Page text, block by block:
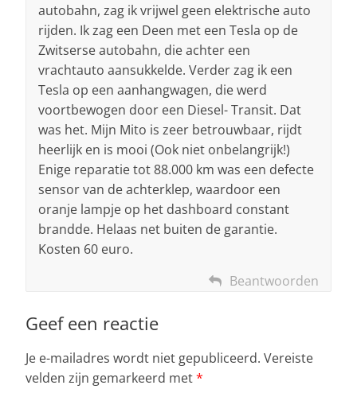
autobahn, zag ik vrijwel geen elektrische auto
rijden. Ik zag een Deen met een Tesla op de
Zwitserse autobahn, die achter een
vrachtauto aansukkelde. Verder zag ik een
Tesla op een aanhangwagen, die werd
voortbewogen door een Diesel- Transit. Dat
was het. Mijn Mito is zeer betrouwbaar, rijdt
heerlijk en is mooi (Ook niet onbelangrijk!)
Enige reparatie tot 88.000 km was een defecte
sensor van de achterklep, waardoor een
oranje lampje op het dashboard constant
brandde. Helaas net buiten de garantie.
Kosten 60 euro.
Beantwoorden
Geef een reactie
Je e-mailadres wordt niet gepubliceerd. Vereiste
velden zijn gemarkeerd met*